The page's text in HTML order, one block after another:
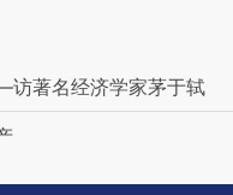
著名经济学家茅于轼